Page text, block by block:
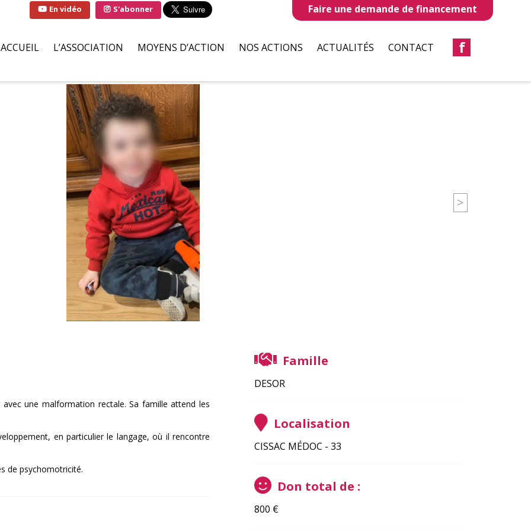
ACCUEIL L’ASSOCIATION
LA MARRAINE DE
L’ASSOCIATION
LIVRE D’OR
DEMANDES D’AIDES
MOYENS D’ACTION
PARTENAIRES BÉNÉVOLES
ILS S’ENGAGENT POUR NOUS
NOS ACTIONS ACTUALITÉS CONTACT f
>
une malformation rectale. Sa famille attend les
en particulier le langage, où il rencontre
de psychomotricité.
Famille
DESOR
Localisation
CISSAC MÉDOC - 33
Don total de :
800 €
Faire une demande de financement
S'abonner
En vidéo